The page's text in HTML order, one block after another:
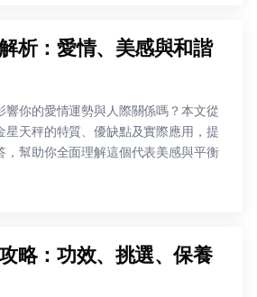
析：愛情、美感與和諧
響你的愛情運勢與人際關係嗎？本文從
星天秤的特質、優缺點及實際應用，提
，幫助你全面理解這個代表美感與平衡
略：功效、挑選、保養